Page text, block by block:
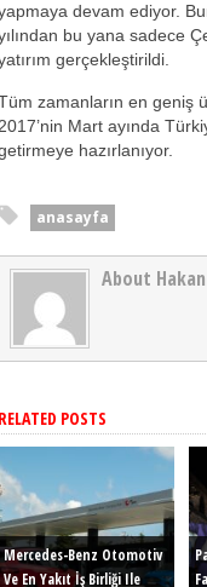
devam ediyor.
bu yana sadece
gerçekleştirildi.
zamanların en geniş
2017’nin Mart ayında
hazırlanıyor.
anasayfa
About
RELATED POSTS
Mercedes-Benz Otomotiv
Ve En Yakıt İş Birliği Ile